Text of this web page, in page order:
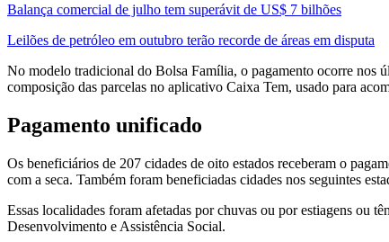
Balança comercial de julho tem superávit de US$ 7 bilhões
Leilões de petróleo em outubro terão recorde de áreas em disputa
No modelo tradicional do Bolsa Família, o pagamento ocorre nos
composição das parcelas no aplicativo Caixa Tem, usado para
Pagamento unificado
Os beneficiários de 207 cidades de oito estados receberam o
com a seca. Também foram beneficiadas cidades nos seguintes
Essas localidades foram afetadas por chuvas ou por estiagens ou
Desenvolvimento e Assistência Social.